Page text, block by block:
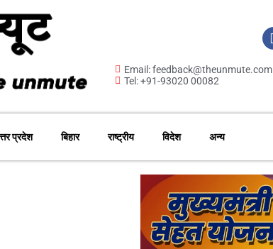
Email: feedback@theunmute.com
Tel: +91-93020 00082
प्रदेश बिहार राष्ट्रीय विदेश अन्य